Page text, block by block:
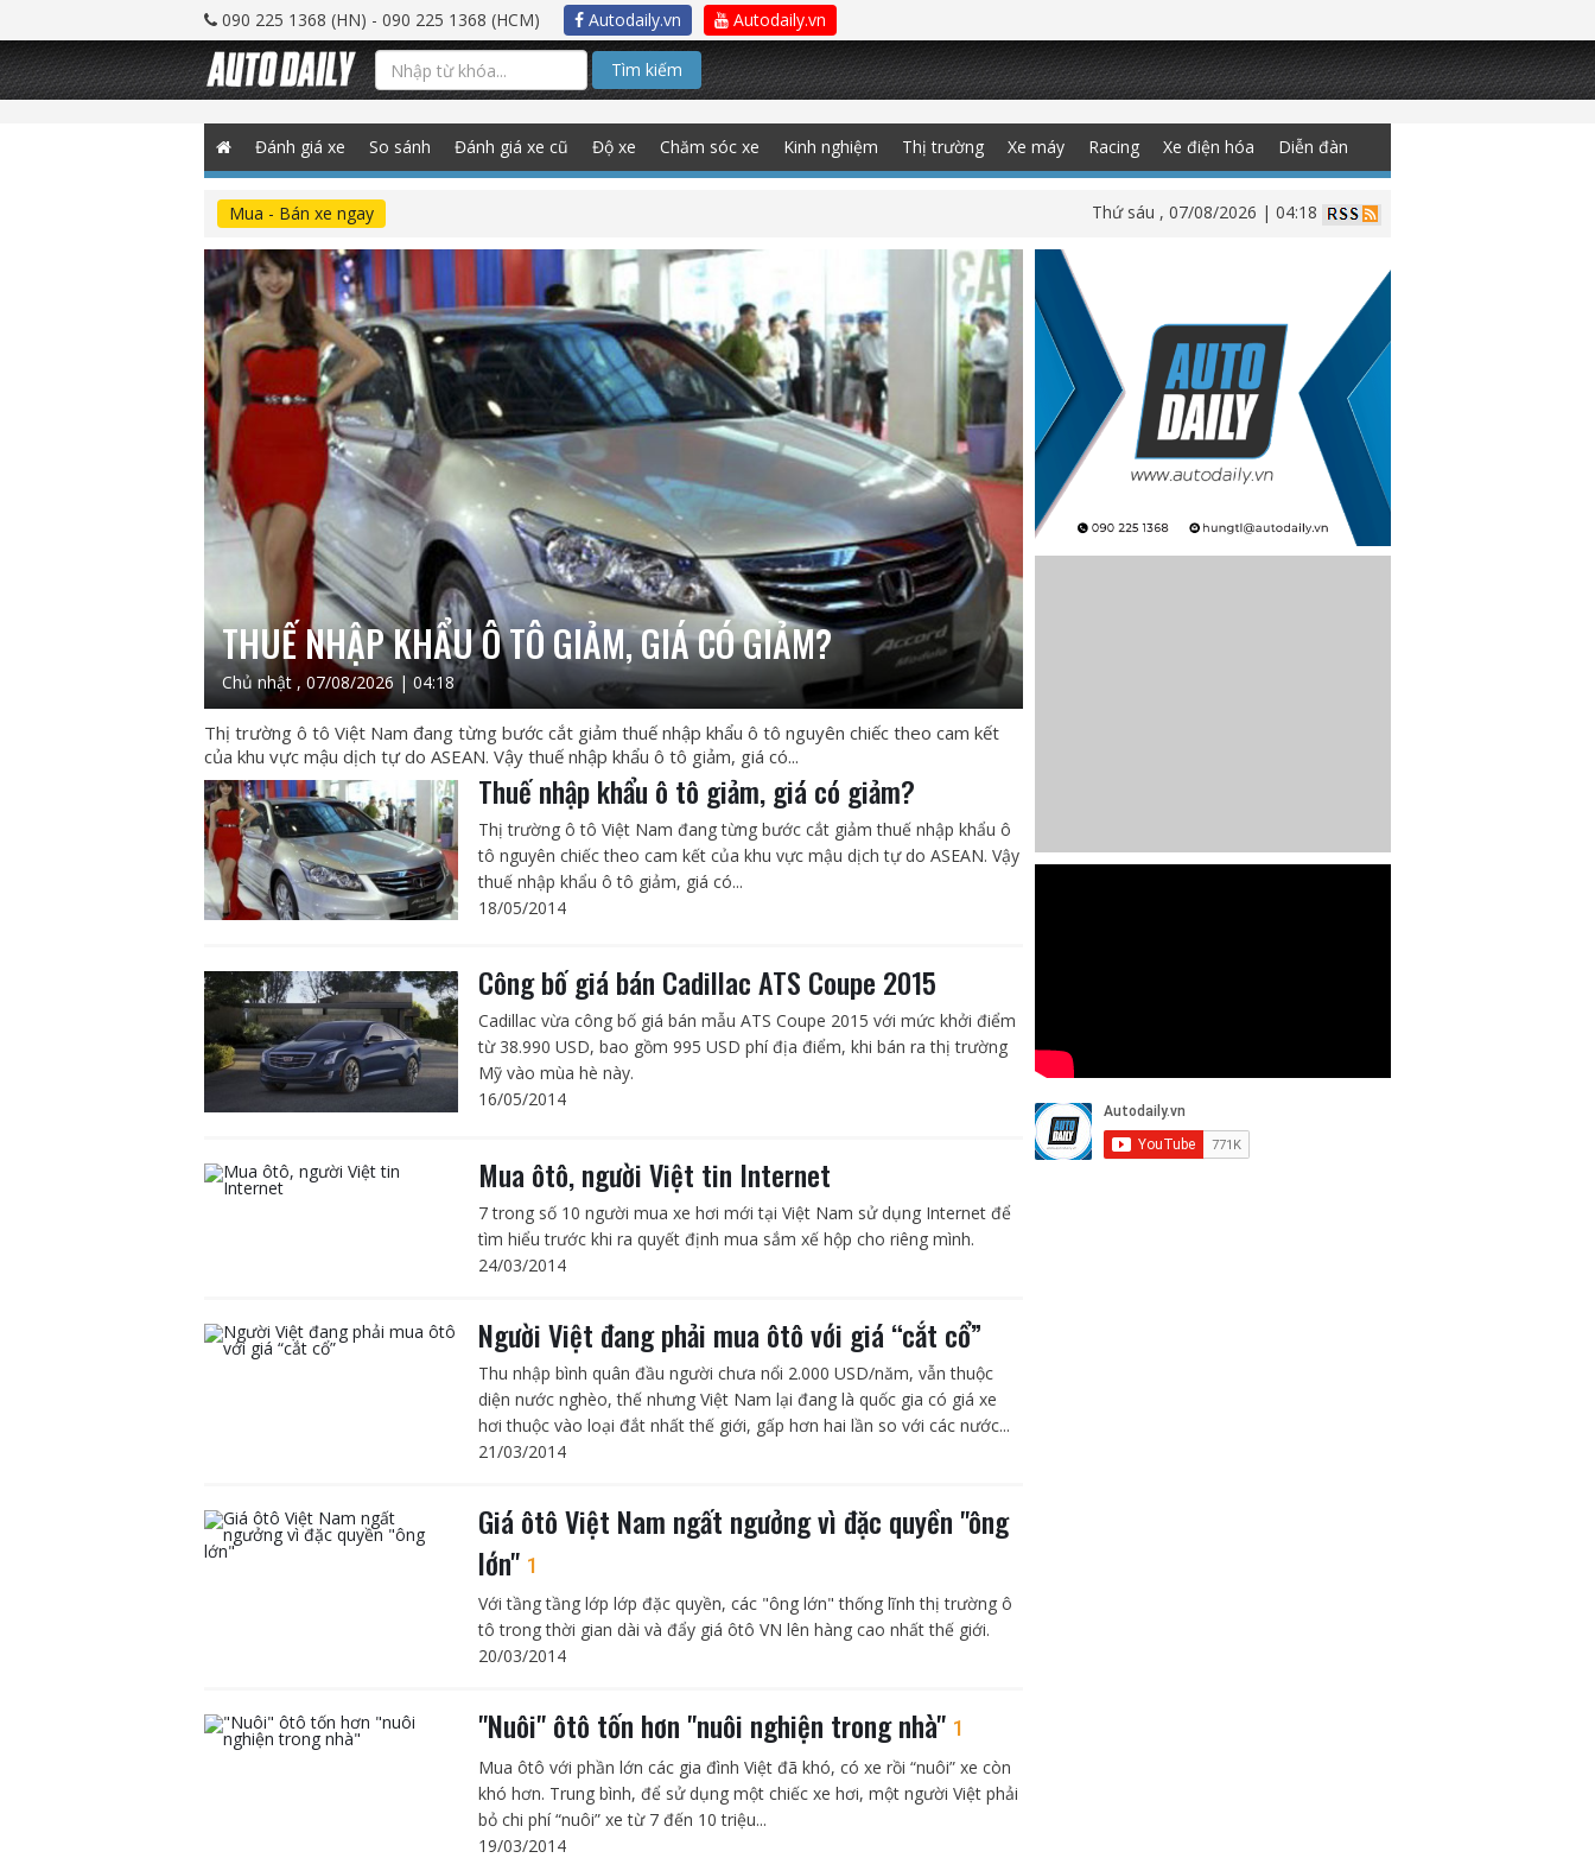
090 225 1368 (HN) - 090 225 1368 (HCM) Autodaily.vn Autodaily.vn
Tìm kiếm
Đánh giá xe So sánh Đánh giá xe cũ Độ xe Chăm sóc xe Kinh nghiệm Thị trường Xe máy Racing Xe điện hóa Diễn đàn
Mua - Bán xe ngay Thứ sáu , 07/08/2026 | 04:18
THUẾ NHẬP KHẨU Ô TÔ GIẢM, GIÁ CÓ GIẢM?
Chủ nhật , 07/08/2026 | 04:18
Thị trường ô tô Việt Nam đang từng bước cắt giảm thuế nhập khẩu ô tô nguyên chiếc theo cam kết
của khu vực mậu dịch tự do ASEAN. Vậy thuế nhập khẩu ô tô giảm, giá có...
Thuế nhập khẩu ô tô giảm, giá có giảm?
Thị trường ô tô Việt Nam đang từng bước cắt giảm thuế nhập khẩu ô
tô nguyên chiếc theo cam kết của khu vực mậu dịch tự do ASEAN. Vậy
thuế nhập khẩu ô tô giảm, giá có...
18/05/2014
Công bố giá bán Cadillac ATS Coupe 2015
Cadillac vừa công bố giá bán mẫu ATS Coupe 2015 với mức khởi điểm
từ 38.990 USD, bao gồm 995 USD phí địa điểm, khi bán ra thị trường
Mỹ vào mùa hè này.
16/05/2014
Mua ôtô, người Việt tin Internet
7 trong số 10 người mua xe hơi mới tại Việt Nam sử dụng Internet để
tìm hiểu trước khi ra quyết định mua sắm xế hộp cho riêng mình.
24/03/2014
Người Việt đang phải mua ôtô với giá “cắt cổ”
Thu nhập bình quân đầu người chưa nổi 2.000 USD/năm, vẫn thuộc
diện nước nghèo, thế nhưng Việt Nam lại đang là quốc gia có giá xe
hơi thuộc vào loại đắt nhất thế giới, gấp hơn hai lần so với các nước...
21/03/2014
Giá ôtô Việt Nam ngất ngưởng vì đặc quyền "ông
lớn" 1
Với tầng tầng lớp lớp đặc quyền, các "ông lớn" thống lĩnh thị trường ô
tô trong thời gian dài và đẩy giá ôtô VN lên hàng cao nhất thế giới.
20/03/2014
"Nuôi" ôtô tốn hơn "nuôi nghiện trong nhà" 1
Mua ôtô với phần lớn các gia đình Việt đã khó, có xe rồi “nuôi” xe còn
khó hơn. Trung bình, để sử dụng một chiếc xe hơi, một người Việt phải
bỏ chi phí “nuôi” xe từ 7 đến 10 triệu...
19/03/2014